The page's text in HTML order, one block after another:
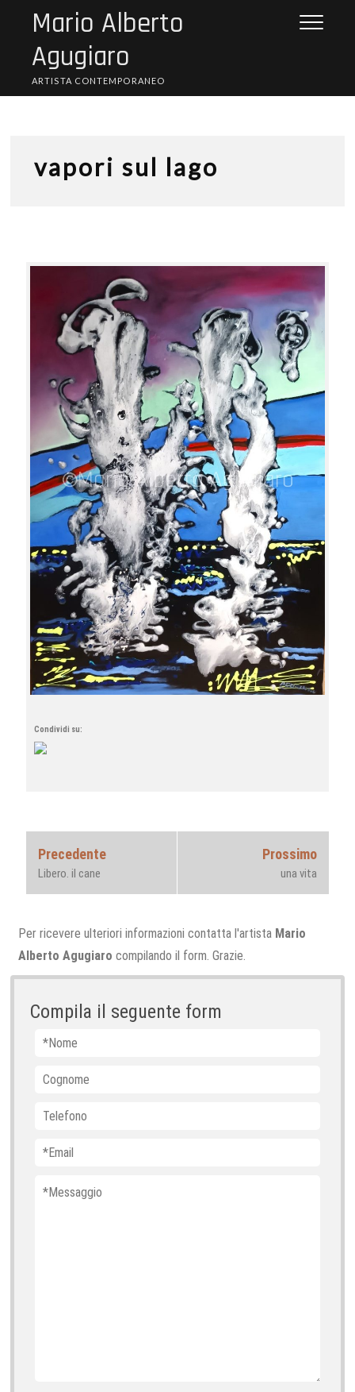
Mario Alberto
Agugiaro
ARTISTA CONTEMPORANEO
vapori sul lago
Condividi su:
Navigazione
articoli
PrecedentePrevious
Libero. il cane
ProssimoNext
post:
una vita
Per ricevere ulteriori informazioni contatta l'artista Mario
Alberto Agugiaro compilando il form. Grazie.
Compila il seguente form